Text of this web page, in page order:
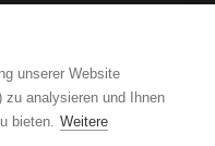
unserer Website
analysieren und Ihnen
bieten. Weitere